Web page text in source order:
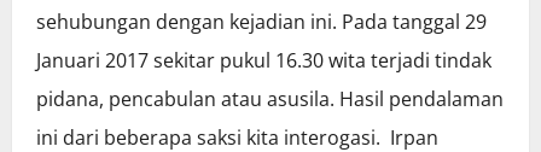
sehubungan dengan kejadian ini. Pada tanggal 29
Januari 2017 sekitar pukul 16.30 wita terjadi tindak
pidana, pencabulan atau asusila. Hasil pendalaman
ini dari beberapa saksi kita interogasi. Irpan